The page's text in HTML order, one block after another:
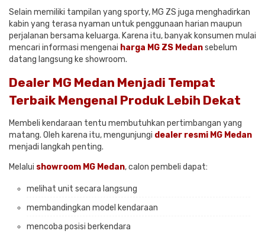
Selain memiliki tampilan yang sporty, MG ZS juga menghadirkan
kabin yang terasa nyaman untuk penggunaan harian maupun
perjalanan bersama keluarga. Karena itu, banyak konsumen mulai
mencari informasi mengenai harga MG ZS Medansebelum
datang langsung ke showroom.
Dealer MG Medan Menjadi Tempat
Terbaik Mengenal Produk Lebih Dekat
Membeli kendaraan tentu membutuhkan pertimbangan yang
matang. Oleh karena itu, mengunjungi dealer resmi MG Medan
menjadi langkah penting.
Melalui showroom MG Medan, calon pembeli dapat:
melihat unit secara langsung
membandingkan model kendaraan
mencoba posisi berkendara